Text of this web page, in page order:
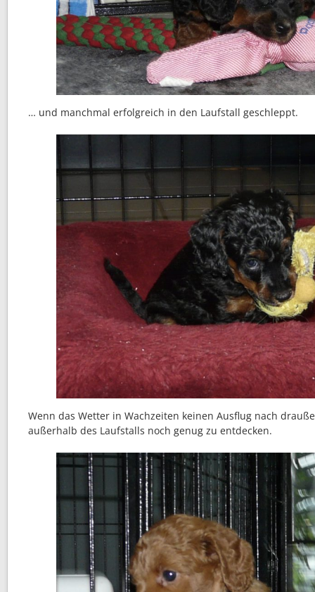
… und manchmal erfolgreich in den Laufstall geschleppt.
Wenn das Wetter in Wachzeiten keinen Ausflug nach
außerhalb des Laufstalls noch genug zu entdecken.